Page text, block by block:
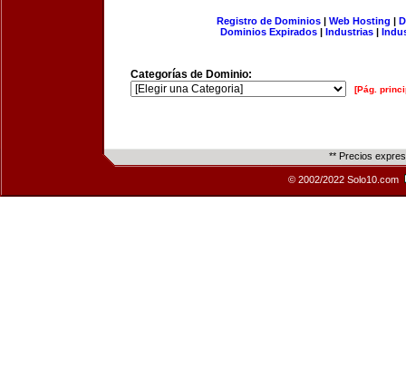
Registro de Dominios| Web Hosting |
Dominios Expirados | Industrias |
Categorías de Dominio:
[Pág.
** Precios
© 2002/2022 Solo10.com